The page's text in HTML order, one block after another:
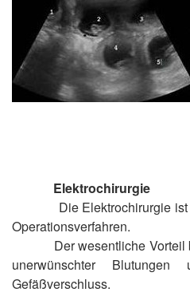
Elektrochirurgie
Die Elektrochirurgie ist
Operationsverfahren.
Der wesentliche Vorteil
unerwünschter
Gefäßverschluss.